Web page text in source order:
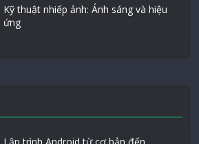
Kỹ thuật nhiếp ảnh: Ánh sáng và hiệu
ứng